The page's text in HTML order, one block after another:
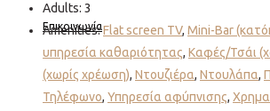
Επικοινωνία
Adults: 3
Amenities:Flat screen TV, Mini-Bar
υπηρεσία καθαριότητας, Καφές/Τσάι
(χωρίς χρέωση), Ντουζιέρα, Ντουλάπα,
Τηλέφωνο, Υπηρεσία αφύπνισης,